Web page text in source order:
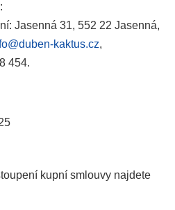
Jasenná 31, 552 22 Jasenná,
kaktus.cz,
454.
kupní smlouvy najdete